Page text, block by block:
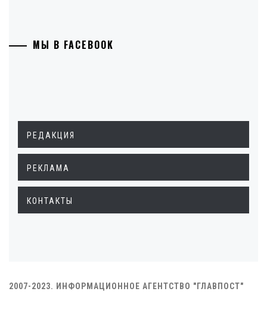
МЫ В FACEBOOK
РЕДАКЦИЯ
РЕКЛАМА
КОНТАКТЫ
2007-2023. ИНФОРМАЦИОННОЕ АГЕНТСТВО "ГЛАВПОСТ"